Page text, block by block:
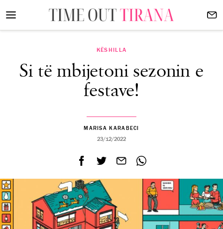
KËSHILLA
Si të mbijetoni sezonin e
festave!
MARISA KARABECI
23/12/2022